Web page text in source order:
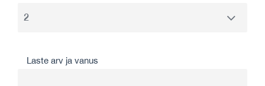
Laste arv ja vanus